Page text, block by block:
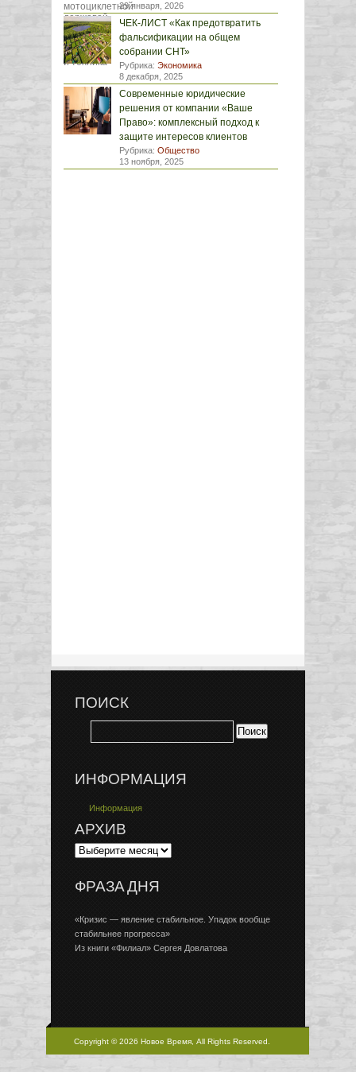
29 января, 2026
ЧЕК-ЛИСТ «Как предотвратить
фальсификации на общем
собрании СНТ»
Рубрика: Экономика
8 декабря, 2025
Современные юридические
решения от компании «Ваше
Право»: комплексный подход к
защите интересов клиентов
Рубрика: Общество
13 ноября, 2025
ПОИСК
ИНФОРМАЦИЯ
Информация
АРХИВ
ФРАЗА ДНЯ
«Кризис — явление стабильное. Упадок вообще
стабильнее прогресса»
Из книги «Филиал» Сергея Довлатова
Copyright © 2026 Новое Время, All Rights Reserved.